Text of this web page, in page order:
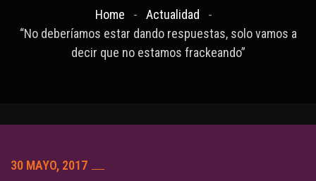
Home
Actualidad
“No deberíamos estar dando respuestas, solo vamos a
decir que no estamos frackeando”
30 MAYO, 2017